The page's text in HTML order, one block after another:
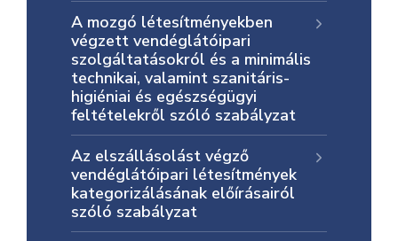
A mozgó létesítményekben
végzett vendéglátóipari
szolgáltatásokról és a minimális
technikai, valamint szanitáris-
higiéniai és egészségügyi
feltételekről szóló szabályzat
Az elszállásolást végző
vendéglátóipari létesítmények
kategorizálásának előírásairól
szóló szabályzat